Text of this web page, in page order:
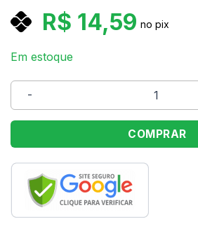
R$ 14,59 no pix
Em estoque
Bloco Adesivo 76x76mm Azul C/
COMPRAR